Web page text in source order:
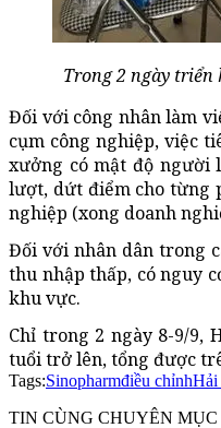
Trong 2 ngày
Đối với công nhân làm
cụm công nghiệp, việc
xưởng có mật độ người
lượt, dứt điểm cho từng
nghiệp (xong doanh
Đối với nhân dân trong
thu nhập thấp, có nguy
khu vực.
Chỉ trong 2 ngày 8-9/9,
tuổi trở lên, tổng được
Tags:Sinopharmđiều chỉnhHải
TIN CÙNG CHUYÊN MỤC